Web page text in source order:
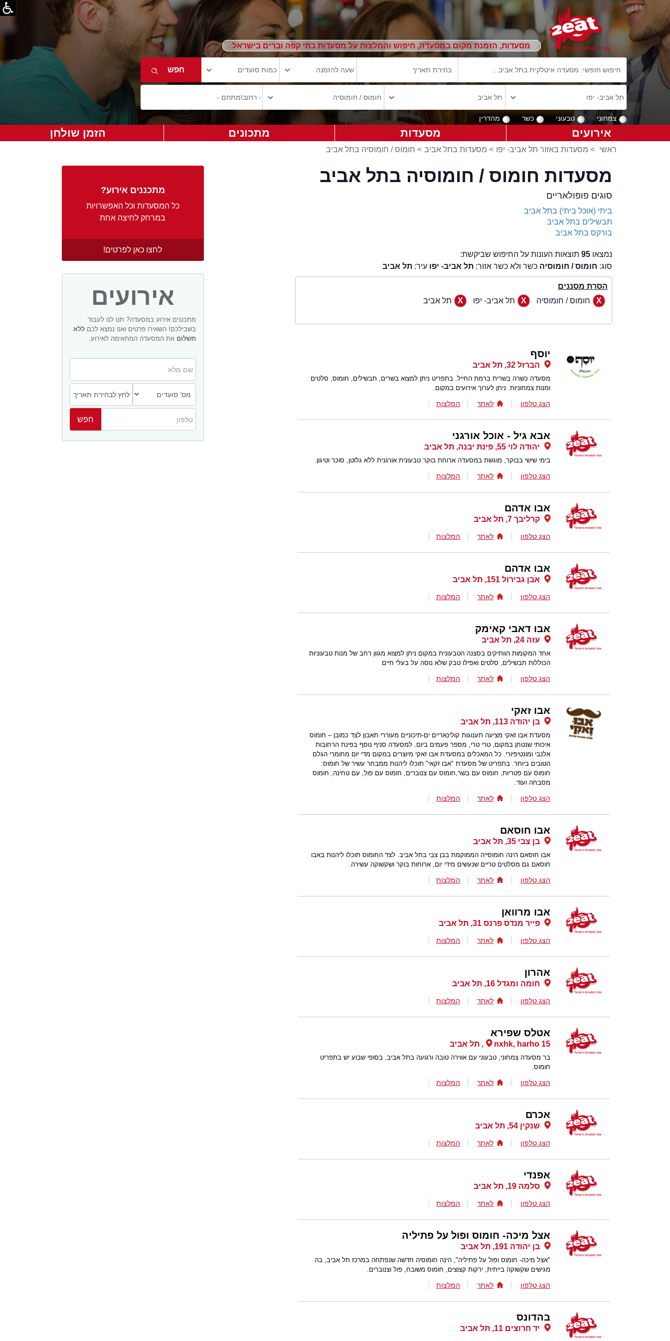
מסעדות, הזמנת מקום במסעדה, חיפוש והמלצות על מסעדות בתי קפה וברים בישראל
צמחוני טבעוני כשר מהדרין
אירועים מסעדות מתכונים הזמן שולחן
ראשי > מסעדות באזור תל אביב- יפו > מסעדות בתל אביב > חומוס / חומוסיה בתל אביב
מתכננים אירוע?
כל המסעדות וכל האפשרויות
במרחק לחיצה אחת
לחצו כאן לפרטים!
אירועים
מתכננים אירוע במסעדה? תנו לנו לעבוד
בשבילכם! השאירו פרטים ואנו נמצא לכם ללא
תשלום את המסעדה המתאימה לאירוע.
מסעדות חומוס / חומוסיה בתל אביב
סוגים פופולאריים
ביתי (אוכל ביתי) בתל אביב
תבשילים בתל אביב
בורקס בתל אביב
נמצאו 95תוצאות העונות על החיפוש שביקשת:
סוג: חומוס / חומוסיה כשר ולא כשר אזור: תל אביב- יפו עיר: תל אביב
הסרת מסננים
חומוס / חומוסיה
תל אביב- יפו תל אביב
יוסף
הברזל 32, תל אביב
מסעדה כשרה בשרית ברמת החייל. בתפריט ניתן למצוא בשרים, תבשילים, חומוס, סלטים
ומנות צמחוניות. ניתן לערוך אירועים במקום.
הצג טלפון לאתר המלצות
אבא גיל - אוכל אורגני
יהודה לוי 55, פינת יבנה, תל אביב
בימי שישי בבוקר, מוגשת במסעדה ארוחת בוקר טבעונית אורגנית ללא גלוטן, סוכר וטיגון.
הצג טלפון לאתר המלצות
אבו אדהם
קרליבך 7, תל אביב
הצג טלפון לאתר המלצות
אבו אדהם
אבן גבירול 151, תל אביב
הצג טלפון לאתר המלצות
אבו דאבי קאימק
עזה 24, תל אביב
אחד המקומות הוותיקים בסצנה הטבעונית במקום ניתן למצוא מגוון רחב של מנות טבעוניות
הכוללות תבשילים, סלטים ואפילו טבק שלא נוסה על בעלי חיים
הצג טלפון לאתר המלצות
אבו זאקי
בן יהודה 113, תל אביב
מסעדת אבו זאקי מציעה תענוגות קולינאריים ים-תיכוניים מעוררי תאבון לצד כמובן – חומוס
איכותי שנטחן במקום, טרי טרי, מספר פעמים ביום. למסעדה סניף נוסף בפינת הרחובות
אלנבי ומונטיפיורי. כל המאכלים במסעדת אבו זאקי מיוצרים במקום מדי יום מחומרי הגלם
הטובים ביותר. בתפריט של מסעדת "אבו זקאי" תוכלו ליהנות ממבחר עשיר של חומוס:
חומוס עם פטריות, חומוס עם בשר,חומוס עם צנוברים, חומוס עם פול, עם טחינה, חומוס
מסבחה ועוד.
הצג טלפון לאתר המלצות
אבו חוסאם
בן צבי 35, תל אביב
אבו חוסאם הינה חומוסייה הממוקמת בבן צבי בתל אביב. לצד החומוס תוכלו ליהנות באבו
חוסאם גם מסלטים טריים שנעשים מידי יום, ארוחות בוקר ושקשוקה עשירה.
הצג טלפון לאתר המלצות
אבו מרוואן
פייר מנדס פרנס 31, תל אביב
הצג טלפון לאתר המלצות
אהרון
חומה ומגדל 16, תל אביב
הצג טלפון לאתר המלצות
אטלס שפירא
nxhk, harho 15, תל אביב
בר מסעדה צמחוני, טבעוני עם אווירה טובה ורגועה בתל אביב. בסופי שבוע יש בתפריט
חומוס.
הצג טלפון לאתר המלצות
אכרם
שנקין 54, תל אביב
הצג טלפון לאתר המלצות
אפנדי
סלמה 19, תל אביב
הצג טלפון לאתר המלצות
אצל מיכה- חומוס ופול על פתיליה
בן יהודה 191, תל אביב
"אצל מיכה- חומוס ופול על פתיליה", הינה חומוסיה חדשה שנפתחה במרכז תל אביב, בה
מגישים שקשוקה בייתית, ירקות קצוצים, חומוס משובח, פול וצנוברים.
הצג טלפון לאתר המלצות
בהדונס
יד חרוצים 11, תל אביב